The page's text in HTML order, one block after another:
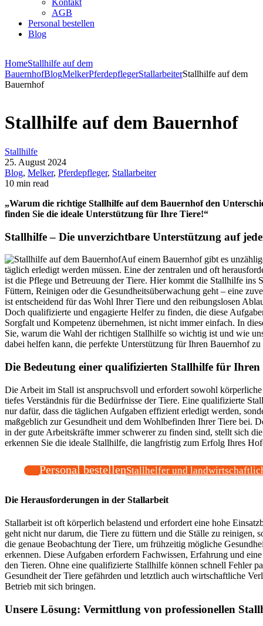
Kontakt
AGB
Personal bestellen
Blog
HomeStallhilfe auf dem
BauernhofBlogMelkerPferdepflegerStallarbeiterStallhilfe auf dem
Bauernhof
Stallhilfe auf dem Bauernhof
Stallhilfe
25. August 2024
Blog, Melker, Pferdepfleger, Stallarbeiter
10 min read
„Warum die richtige Stallhilfe auf dem Bauernhof den
finden Sie die ideale Unterstützung für Ihre Tiere!“
Stallhilfe – Die unverzichtbare Unterstützung auf
Auf einem Bauernhof gibt es
täglich erledigt werden müssen. Eine der zentralen und oft
ist die Pflege und Betreuung der Tiere. Hier kommt die Stallhilfe ins
Füttern, Reinigen oder die Gesundheitsüberwachung geht – eine
ist entscheidend für das Wohl Ihrer Tiere und den reibungslosen
Doch qualifizierte und engagierte Helfer zu finden, die diese
Sorgfalt und Kompetenz übernehmen, ist nicht immer einfach. In
Sie, warum die Wahl der richtigen Stallhilfe so wichtig ist und wie
dabei helfen kann, die perfekte Unterstützung für Ihren Bauernhof
Die Bedeutung einer qualifizierten Stallhilfe für Ihren
Die Arbeit im Stall ist anspruchsvoll und erfordert sowohl körperliche
tiefes Verständnis für die Bedürfnisse der Tiere. Eine qualifizierte
nur dafür, dass die täglichen Aufgaben effizient erledigt werden,
maßgeblich zur Gesundheit und dem Wohlbefinden Ihrer Tiere bei.
in der gute Arbeitskräfte immer schwerer zu finden sind, stellt sich
erkennen Sie die ideale Stallhilfe, die langfristig zum Erfolg Ihres
Personal bestellenStallhelfer und
Die Herausforderungen in der Stallarbeit
Stallarbeit ist oft körperlich belastend und erfordert eine hohe
geht nicht nur darum, die Tiere zu füttern und die Ställe zu reinigen,
die genaue Beobachtung der Tiere, um frühzeitig mögliche
erkennen. Diese Aufgaben erfordern Fachwissen, Erfahrung und
den Tieren. Ohne eine qualifizierte Stallhilfe können schnell Fehler
Gesundheit der Tiere gefährden und letztlich auch wirtschaftliche
Betrieb mit sich bringen.
Unsere Lösung: Vermittlung von professionellen